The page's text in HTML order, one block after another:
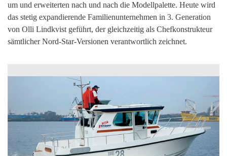
um und erweiterten nach und nach die Modellpalette. Heute wird
das stetig expandierende Familienunternehmen in 3. Generation
von Olli Lindkvist geführt, der gleichzeitig als Chefkonstrukteur
sämtlicher Nord-Star-Versionen verantwortlich zeichnet.